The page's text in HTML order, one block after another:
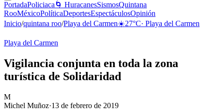
PortadaPoliciaca 🌀 HuracanesSismosQuintana
RooMéxicoPolíticaDeportesEspectáculosOpinión
Inicio/quintana roo/Playa del Carmen☀️27°C· Playa del Carmen
Playa del Carmen
Vigilancia conjunta en toda la zona
turística de Solidaridad
M
Michel Muñoz·13 de febrero de 2019